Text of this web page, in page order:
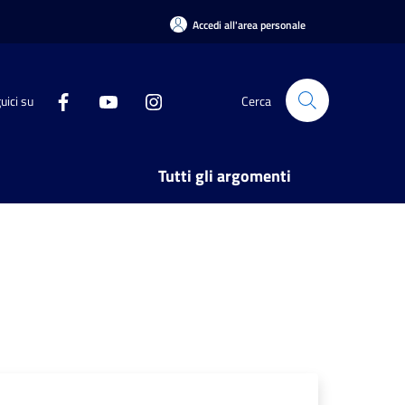
Accedi all'area personale
su Cerca
Tutti gli argomenti